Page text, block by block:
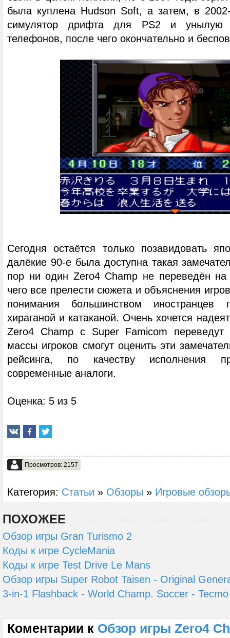
была куплена Hudson Soft, а затем, в
симулятор дрифта для PS2 и унылую
телефонов, после чего окончательно и
Сегодня остаётся только позавидовать
далёкие 90-е была доступна такая
пор ни один Zero4 Champ не переведён на
чего все прелести сюжета и объяснения
понимания большинством иностранцев
хираганой и катаканой. Очень хочется
Zero4 Champ с Super Famicom переведут
массы игроков смогут оценить эти
рейсинга, по качеству исполнения
современные аналоги.
Оценка: 5 из 5
Просмотров: 2157
Категория: Статьи » Обзоры » Игровые
ПОХОЖЕЕ
Обзор игры Gran Turismo 2
Коды к игре CycleMania
Коды к игре Test Drive Le Mans
Обзор игры Super Robot Taisen - Original
3-in-1 Flashback - World Champ. Soccer -
Коментарии к Обзор игры Zero4